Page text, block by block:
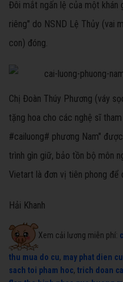
Đôi mắt ngấn lệ của một khán
riêng" do NSND Lệ Thủy (vai
con) đóng.
Chị Đoàn Thúy Phương (váy
tặng hoa cho các nghệ sĩ
#cailuong# phương Nam"
trình gìn giữ, bảo tồn bộ môn
Vietart là đơn vị tiên phong
Hải Khanh
Xem cải lương miễn phí:
thu mua do cu, may phat dien cu
sach toi pham hoc, trich doan